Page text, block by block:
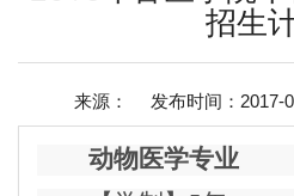
招生
来源： 发布时间：2017-
动物医学专业